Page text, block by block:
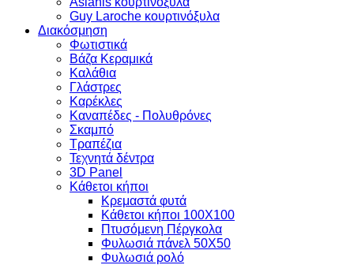
Guy Laroche κουρτινόξυλα
Διακόσμηση
Φωτιστικά
Βάζα Κεραμικά
Καλάθια
Γλάστρες
Καρέκλες
Καναπέδες - Πολυθρόνες
Σκαμπό
Τραπέζια
Τεχνητά δέντρα
3D Panel
Κάθετοι κήποι
Κρεμαστά φυτά
Κάθετοι κήποι 100Χ100
Πτυσόμενη Πέργκολα
Φυλωσιά πάνελ 50Χ50
Φυλωσιά ρολό